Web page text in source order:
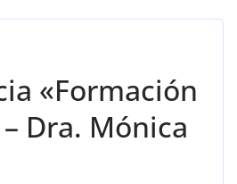
«Formación
Dra. Mónica